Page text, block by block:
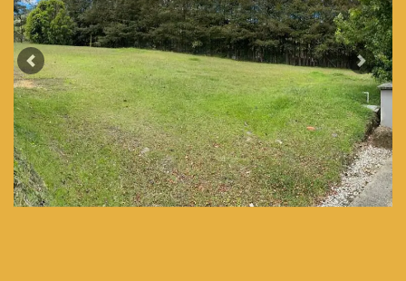
Previous Next